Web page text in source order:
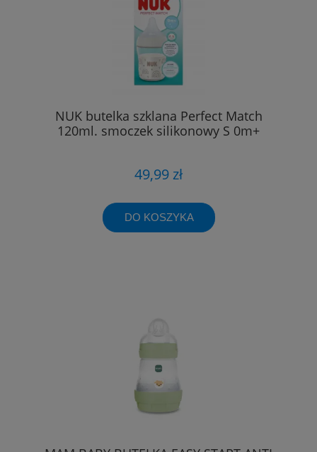
NUK butelka szklana Perfect Match
120ml. smoczek silikonowy S 0m+
49,99 zł
DO KOSZYKA